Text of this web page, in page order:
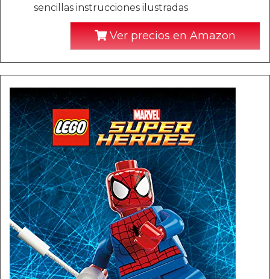
sencillas instrucciones ilustradas
Ver precios en Amazon